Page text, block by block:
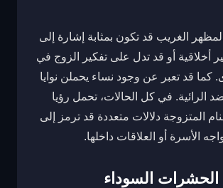
الغريب قد تكون بمثابة إشارة إلى
أخلاقية أو قد تدل على تفكير الزوج في
كما قد تعبر عن وجود نساء يحملن نوايا
الرائية. في كل الحالات، تحمل رؤيا
المتزوجة دلالات متعددة قد ترمز إلى
الأسرة أو العلاقات داخلها.
السوداء